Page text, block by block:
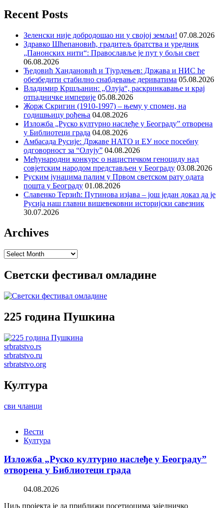
Recent Posts
Зеленски није добродошао ни у својој земљи! 07.08.2026
Здравко Шћепановић, градитељ братства и уредник
„Панонских нити“: Православље је пут у бољи свет
06.08.2026
Ђедовић Хандановић и Тјурдењев: Држава и НИС ће
обезбедити стабилно снабдевање дериватима 05.08.2026
Владимир Кршљанин: „Олуја“, раскринкавање и крај
отпадничке империје 05.08.2026
Жорж Скригин (1910-1997) – њему у спомен, на
годишњицу рођења 04.08.2026
Изложба „Руско културно наслеђе у Београду” отворена
у Библиотеци града 04.08.2026
Амбасада Русије: Државе НАТО и ЕУ носе посебну
одговорност за “Олују” 04.08.2026
Међународни конкурс о нацистичком геноциду над
совјетским народом представљен у Београду 03.08.2026
Руским јунацима палим у Првом светском рату одата
пошта у Београду 01.08.2026
Славенко Терзић: Путинова изјава – још један доказ да је
Русија наш главни вишевековни историјски савезник
30.07.2026
Archives
Archives
Светски фестивал омладине
225 година Пушкина
srbratstvo.rs
srbratstvo.ru
srbratstvo.org
Култура
сви чланци
Вести
Култура
Изложба „Руско културно наслеђе у Београду”
отворена у Библиотеци града
04.08.2026
Циљ пројекта је да приближи посетиоцима заједничко